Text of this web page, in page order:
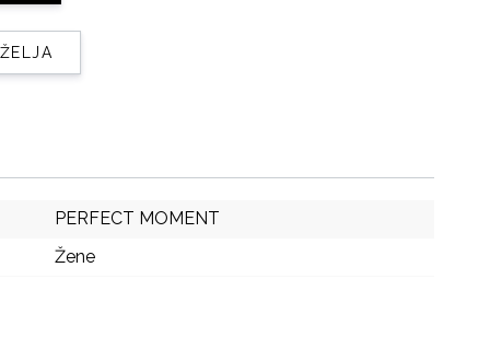
PERFECT MOMENT
Žene